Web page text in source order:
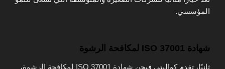
المؤسسي.
شهادة ISO 37001 لمكافحة الرشوة
ثانيًا، تقدم كواليتي فيجن شهادة ISO 37001 لمكافحة الرشوة
،